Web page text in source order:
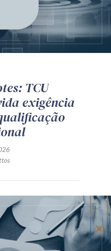
80240-000
2109-8666
98881-6616
TCU
exigência